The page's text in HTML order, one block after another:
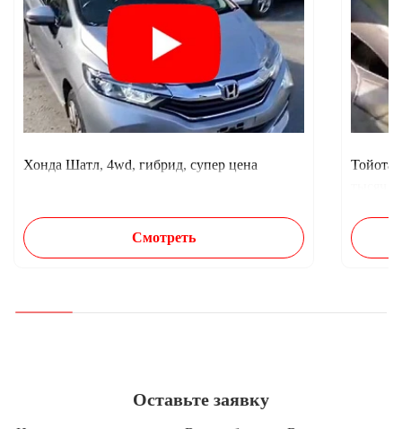
Хонда Шатл, 4wd, гибрид, супер цена
Смотреть
Тойота
Оставьте заявку